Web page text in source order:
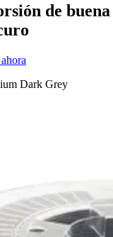
de
Dark Grey